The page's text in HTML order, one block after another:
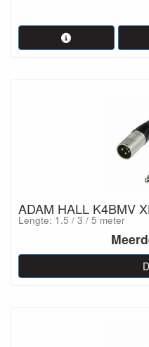
ADAM HALL K4BMV
Lengte: 1.5 / 3 / 5 meter